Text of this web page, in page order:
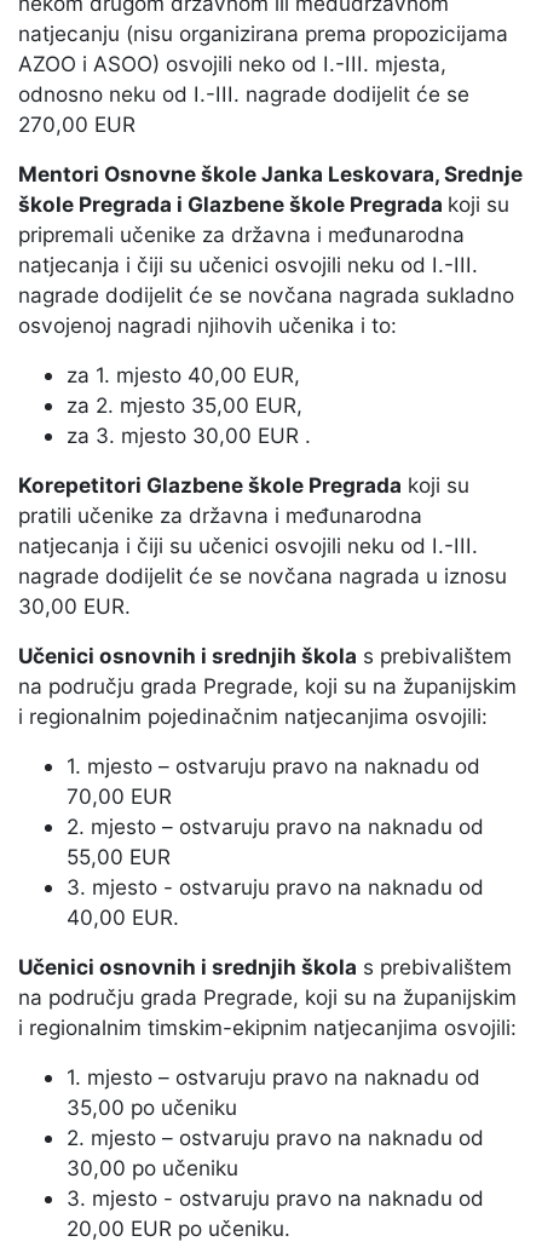
natjecanju (nisu organizirana prema propozicijama
AZOO i ASOO) osvojili neko od I.-III. mjesta,
odnosno neku od I.-III. nagrade dodijelit će se
270,00 EUR
Mentori Osnovne škole Janka Leskovara, Srednje
škole Pregrada i Glazbene škole Pregrada koji su
pripremali učenike za državna i međunarodna
natjecanja i čiji su učenici osvojili neku od I.-III.
nagrade dodijelit će se novčana nagrada sukladno
osvojenoj nagradi njihovih učenika i to:
za 1. mjesto 40,00 EUR,
za 2. mjesto 35,00 EUR,
za 3. mjesto 30,00 EUR .
Korepetitori Glazbene škole Pregrada koji su
pratili učenike za državna i međunarodna
natjecanja i čiji su učenici osvojili neku od I.-III.
nagrade dodijelit će se novčana nagrada u iznosu
30,00 EUR.
Učenici osnovnih i srednjih škola s prebivalištem
na području grada Pregrade, koji su na županijskim
i regionalnim pojedinačnim natjecanjima osvojili:
1. mjesto – ostvaruju pravo na naknadu od
70,00 EUR
2. mjesto – ostvaruju pravo na naknadu od
55,00 EUR
3. mjesto - ostvaruju pravo na naknadu od
40,00 EUR.
Učenici osnovnih i srednjih škola s prebivalištem
na području grada Pregrade, koji su na županijskim
i regionalnim timskim-ekipnim natjecanjima osvojili:
1. mjesto – ostvaruju pravo na naknadu od
35,00 po učeniku
2. mjesto – ostvaruju pravo na naknadu od
30,00 po učeniku
3. mjesto - ostvaruju pravo na naknadu od
20,00 EUR po učeniku.